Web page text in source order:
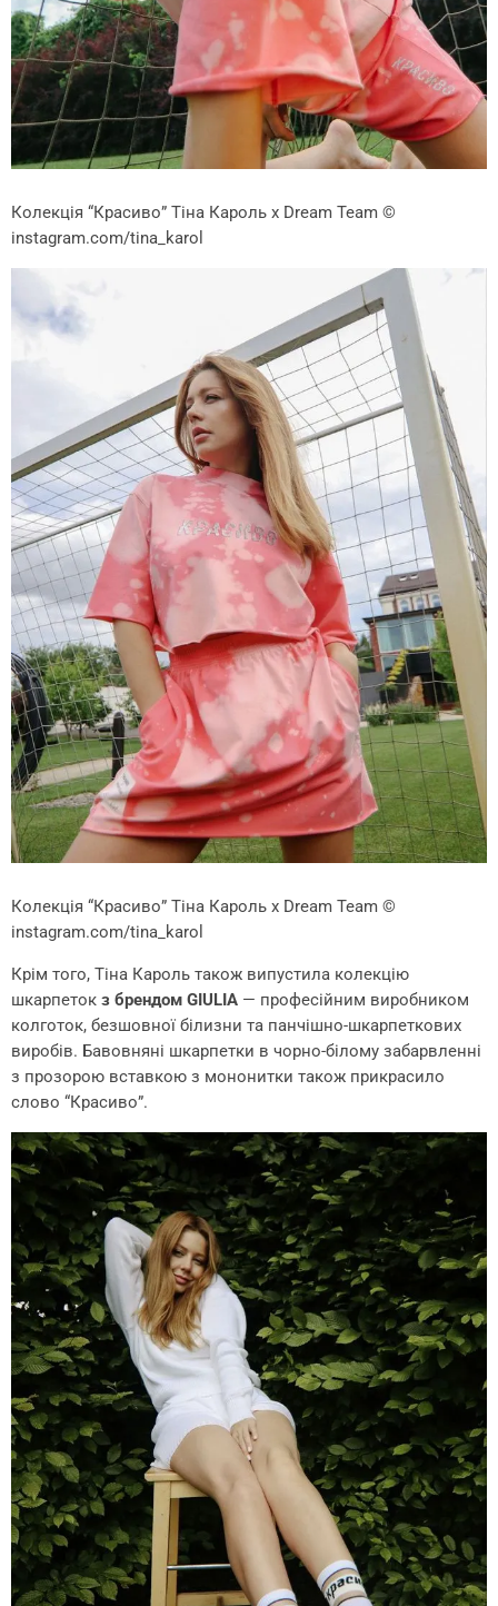
Колекція “Красиво” Тіна Кароль х Dream Team ©
instagram.com/tina_karol
Колекція “Красиво” Тіна Кароль х Dream Team ©
instagram.com/tina_karol
Крім того, Тіна Кароль також випустила колекцію
шкарпеток з брендом GIULIA — професійним виробником
колготок, безшовної білизни та панчішно-шкарпеткових
виробів. Бавовняні шкарпетки в чорно-білому забарвленні
з прозорою вставкою з мононитки також прикрасило
слово “Красиво”.